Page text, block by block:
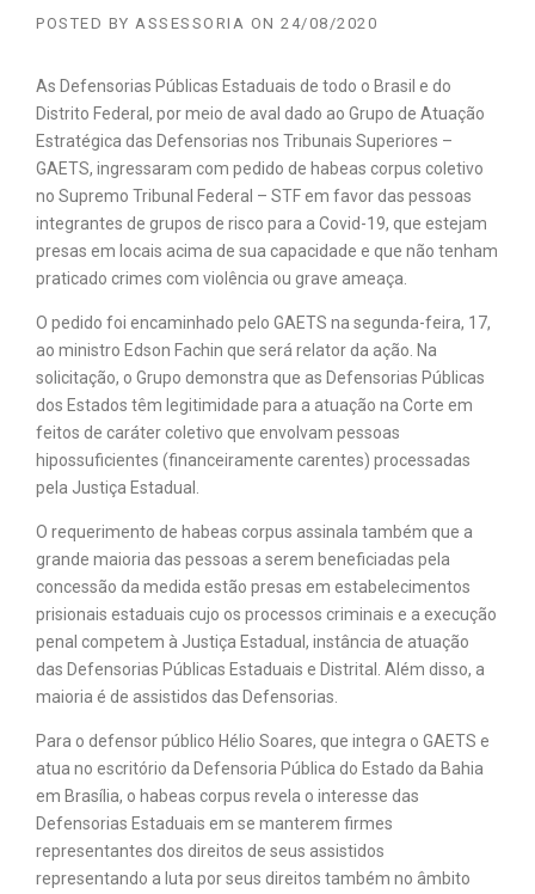
POSTED BY ASSESSORIA ON 24/08/2020
As Defensorias Públicas Estaduais de todo o Brasil e do
Distrito Federal, por meio de aval dado ao Grupo de Atuação
Estratégica das Defensorias nos Tribunais Superiores –
GAETS, ingressaram com pedido de habeas corpus coletivo
no Supremo Tribunal Federal – STF em favor das pessoas
integrantes de grupos de risco para a Covid-19, que estejam
presas em locais acima de sua capacidade e que não tenham
praticado crimes com violência ou grave ameaça.
O pedido foi encaminhado pelo GAETS na segunda-feira, 17,
ao ministro Edson Fachin que será relator da ação. Na
solicitação, o Grupo demonstra que as Defensorias Públicas
dos Estados têm legitimidade para a atuação na Corte em
feitos de caráter coletivo que envolvam pessoas
hipossuficientes (financeiramente carentes) processadas
pela Justiça Estadual.
O requerimento de habeas corpus assinala também que a
grande maioria das pessoas a serem beneficiadas pela
concessão da medida estão presas em estabelecimentos
prisionais estaduais cujo os processos criminais e a execução
penal competem à Justiça Estadual, instância de atuação
das Defensorias Públicas Estaduais e Distrital. Além disso, a
maioria é de assistidos das Defensorias.
Para o defensor público Hélio Soares, que integra o GAETS e
atua no escritório da Defensoria Pública do Estado da Bahia
em Brasília, o habeas corpus revela o interesse das
Defensorias Estaduais em se manterem firmes
representantes dos direitos de seus assistidos
representando a luta por seus direitos também no âmbito